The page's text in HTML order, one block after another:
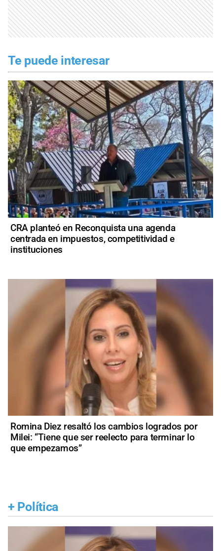
Te puede interesar
CRA planteó en Reconquista una agenda
centrada en impuestos, competitividad e
instituciones
Romina Diez resaltó los cambios logrados por
Milei: “Tiene que ser reelecto para terminar lo
que empezamos”
+ Política